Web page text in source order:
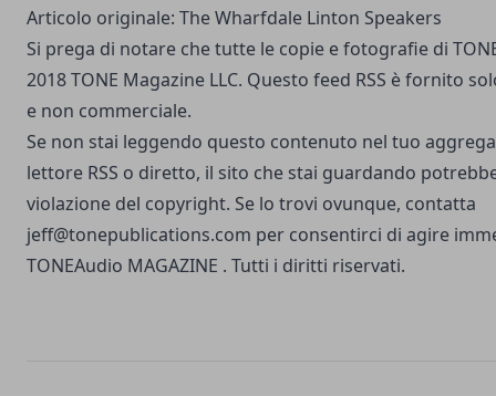
Articolo originale: The Wharfdale Linton Speakers
Si prega di notare che tutte le copie e fotografie di
2018 TONE Magazine LLC. Questo feed RSS è fornito
e non commerciale.
Se non stai leggendo questo contenuto nel tuo
lettore RSS o diretto, il sito che stai guardando
violazione del copyright. Se lo trovi ovunque, contatta
jeff@tonepublications.com per consentirci di agire
TONEAudio MAGAZINE . Tutti i diritti riservati.